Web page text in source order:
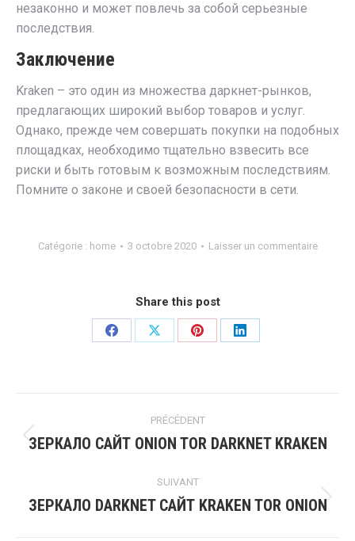
незаконно и может повлечь за собой серьезные
последствия.
Заключение
Kraken – это один из множества даркнет-рынков,
предлагающих широкий выбор товаров и услуг.
Однако, прежде чем совершать покупки на подобных
площадках, необходимо тщательно взвесить все
риски и быть готовым к возможным последствиям.
Помните о законе и своей безопасности в сети.
Catégorie : home 3 octobre 2020 Laisser un commentaire
Share this post
PRÉCÉDENT
ЗЕРКАЛО САЙТ ONION TOR DARKNET KRAKEN
SUIVANT
ЗЕРКАЛО DARKNET САЙТ KRAKEN TOR ONION